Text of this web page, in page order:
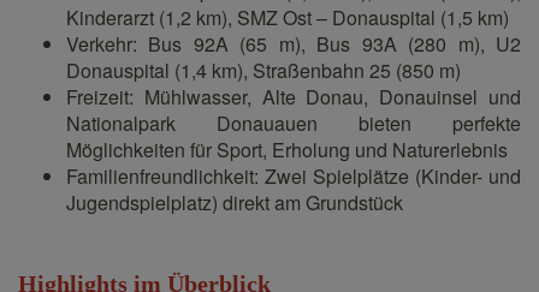
Kinderarzt (1,2 km), SMZ Ost – Donauspital (1,5 km)
Verkehr: Bus 92A (65 m), Bus 93A (280 m), U2
Donauspital (1,4 km), Straßenbahn 25 (850 m)
Freizeit: Mühlwasser, Alte Donau, Donauinsel und
Nationalpark Donauauen bieten perfekte
Möglichkeiten für Sport, Erholung und Naturerlebnis
Familienfreundlichkeit: Zwei Spielplätze (Kinder- und
Jugendspielplatz) direkt am Grundstück
Highlights im Überblick